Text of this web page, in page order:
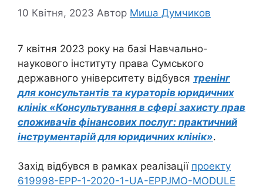
10 Квітня, 2023 Автор Миша Думчиков
7 квітня 2023 року на базі Навчально-
наукового інституту права Сумського
державного університету відбувся тренінг
для консультантів та кураторів юридичних
клінік «Консультування в сфері захисту прав
споживачів фінансових послуг: практичний
інструментарій для юридичних клінік».
Захід відбувся в рамках реалізації проекту
619998-EPP-1-2020-1-UA-EPPJMO-MODULE